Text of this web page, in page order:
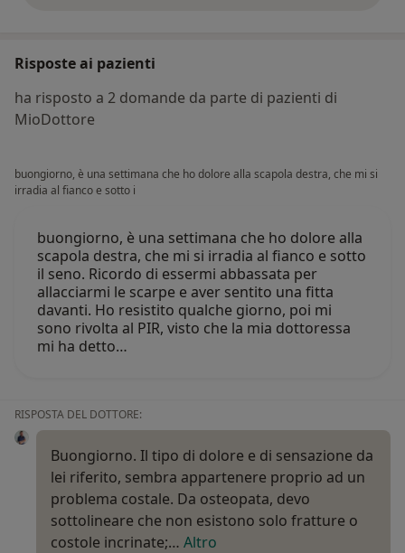
Risposte ai pazienti
ha risposto a 2 domande da parte di pazienti di
MioDottore
buongiorno, è una settimana che ho dolore alla scapola destra, che mi si
irradia al fianco e sotto i
buongiorno, è una settimana che ho dolore alla
scapola destra, che mi si irradia al fianco e sotto
il seno. Ricordo di essermi abbassata per
allacciarmi le scarpe e aver sentito una fitta
davanti. Ho resistito qualche giorno, poi mi
sono rivolta al PIR, visto che la mia dottoressa
mi ha detto…
RISPOSTA DEL DOTTORE:
Buongiorno. Il tipo di dolore e di sensazione da
lei riferito, sembra appartenere proprio ad un
problema costale. Da osteopata, devo
sottolineare che non esistono solo fratture o
costole incrinate;… Altro